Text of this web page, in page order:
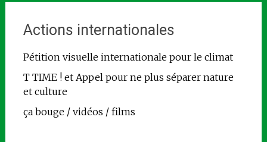
Actions internationales
Pétition visuelle internationale pour le climat
T TIME ! et Appel pour ne plus séparer nature
et culture
ça bouge / vidéos / films